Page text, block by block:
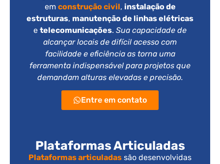
em construção civil, instalação de
estruturas, manutenção de linhas elétricas
e telecomunicações. Sua capacidade de
alcançar locais de difícil acesso com
facilidade e eficiência as torna uma
ferramenta indispensável para projetos que
demandam alturas elevadas e precisão.
Entre em contato
Plataformas Articuladas
Plataformas articuladas são desenvolvidas